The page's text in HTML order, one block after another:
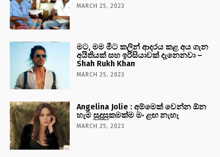
MARCH 25, 2023
මට, මම මීට කලින් ආදරය කළ අය ගැන
අයිතියක් සහ ඉරිසියාවක් දැනෙනවා –
Shah Rukh Khan
MARCH 25, 2023
Angelina Jolie : අම්මෙක් වෙන්න ඕන
හැම සුදුසුකමක්ම මං ළඟ නැහැ
MARCH 25, 2023